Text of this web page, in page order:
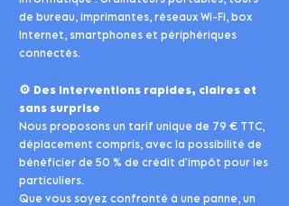
de bureau, imprimantes, réseaux Wi-Fi, box
Internet, smartphones et périphériques
connectés.
⚙️ Des interventions rapides, claires et
sans surprise
Nous proposons un tarif unique de 79 € TTC,
déplacement compris, avec la possibilité de
bénéficier de 50 % de crédit d’impôt pour les
particuliers.
Que vous soyez confronté à une panne, un